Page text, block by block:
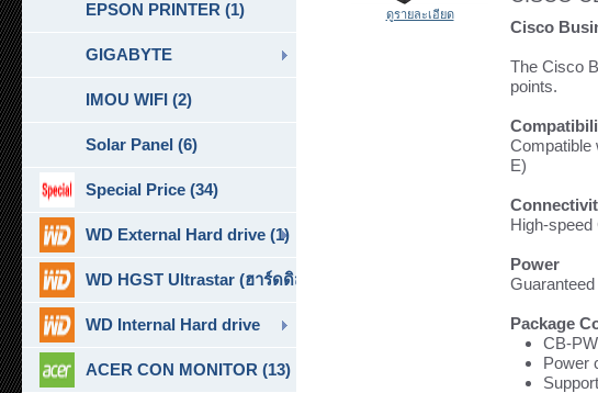
ดูรายละเอียด
Cisco
The Cisco
points.
Compatible
E)
High-speed
Power
Package
CB-
Power
EPSON PRINTER (1)
GIGABYTE
IMOU WIFI (2)
Solar Panel (6)
Special Price (34)
WD External Hard drive (1)
WD HGST Ultrastar (ฮาร์ดดิสก์สำหรับ SERVER ) (10)
WD Internal Hard drive
ACER CON MONITOR (13)